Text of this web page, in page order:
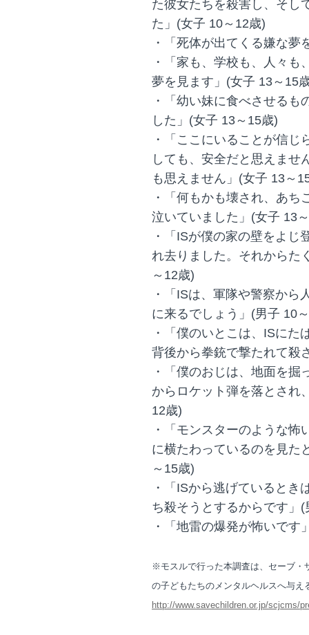
た彼女たちを殺害し、そし
た」(女子 10～12歳)
・「死体が出てくる嫌な夢
・「家も、学校も、人々
夢を見ます」(女子 13～15
・「幼い妹に食べさせる
した」(女子 13～15歳)
・「ここにいることが信
しても、安全だと思えませ
も思えません」(女子 13～
・「何もかも壊され、あ
泣いていました」(女子 13
・「ISが僕の家の壁をよじ
れ去りました。それからた
～12歳)
・「ISは、軍隊や警察から
に来るでしょう」(男子 10
・「僕のいとこは、ISにた
背後から拳銃で撃たれて殺
・「僕のおじは、地面を
からロケット弾を落とされ
12歳)
・「モンスターのような
に横たわっているのを見た
～15歳)
・「ISから逃げているとき
ち殺そうとするからです」
・「地雷の爆発が怖いです
※モスルで行った本調査は、セーブ・
の子どもたちのメンタルヘルスへ与
http://www.savechildren.or.jp/scjcms/